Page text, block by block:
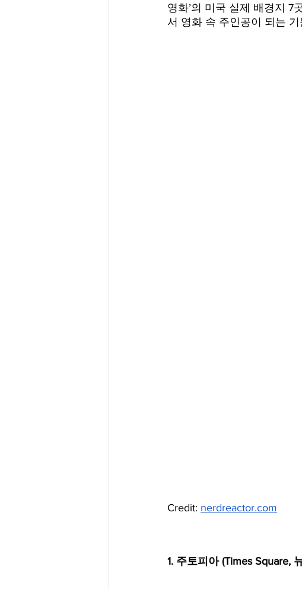
Cambridge-맛집/여행지 Campton-맛
영화’의 미국 실제 배경지 7
서 영화 속 주인공이 되는
Credit: nerdreactor.com
1. 주토피아 (Times Square,